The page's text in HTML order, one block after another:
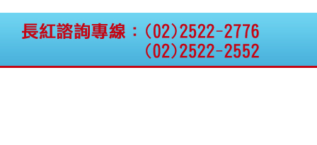
將捷:代子公司忠明營造
工程股份有限公司公告
「新北市淡水區海鷗段